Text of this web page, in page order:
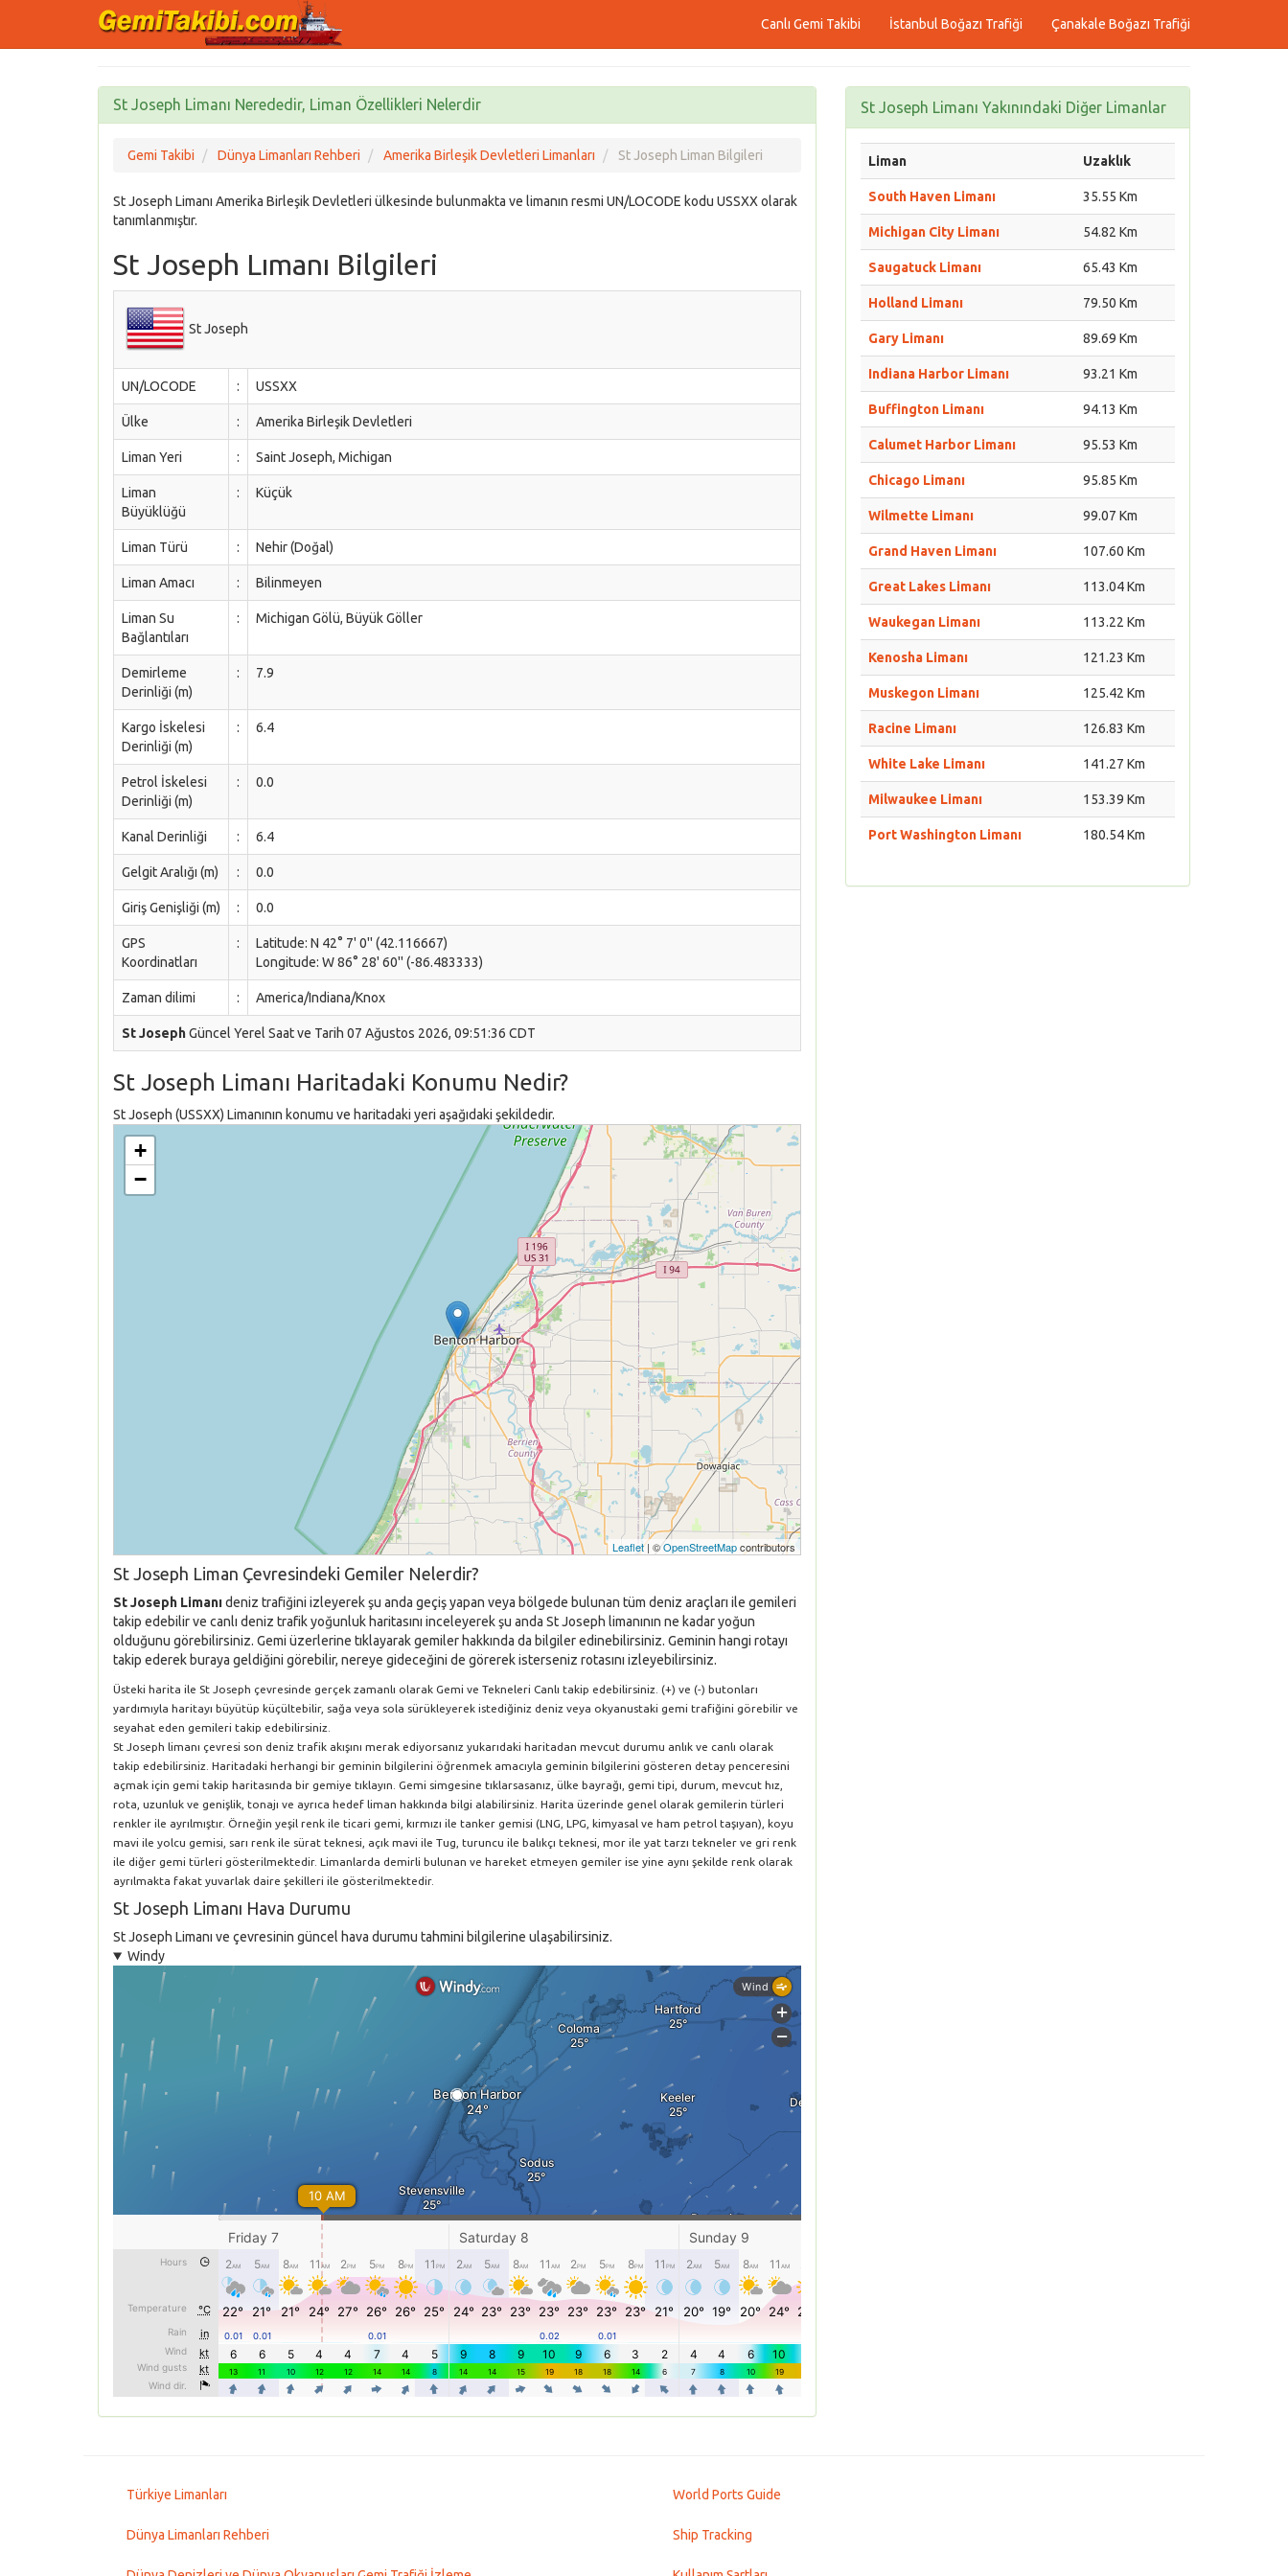
Canlı Gemi Takibi İstanbul Boğazı Trafiği Çanakale Boğazı Trafiği
St Joseph Limanı Nerededir, Liman Özellikleri Nelerdir
Gemi Takibi Dünya Limanları Rehberi Amerika Birleşik Devletleri Limanları St Joseph Liman Bilgileri
St Joseph Limanı Amerika Birleşik Devletleri ülkesinde bulunmakta ve limanın resmi UN/LOCODE kodu USSXX olarak
tanımlanmıştır.
St Joseph Lımanı Bilgileri
St Joseph
UN/LOCODE : USSXX
Ülke : Amerika Birleşik Devletleri
Liman Yeri : Saint Joseph, Michigan
Liman
Büyüklüğü
: Küçük
Liman Türü : Nehir (Doğal)
Liman Amacı : Bilinmeyen
Liman Su
Bağlantıları
: Michigan Gölü, Büyük Göller
Demirleme
Derinliği (m)
: 7.9
Kargo İskelesi
Derinliği (m)
: 6.4
Petrol İskelesi
Derinliği (m)
: 0.0
Kanal Derinliği : 6.4
Gelgit Aralığı (m) : 0.0
Giriş Genişliği (m) : 0.0
GPS
Koordinatları
:
Latitude: N 42° 7' 0'' (42.116667)
Longitude: W 86° 28' 60'' (-86.483333)
Zaman dilimi : America/Indiana/Knox
St JosephGüncel Yerel Saat ve Tarih 07 Ağustos 2026, 09:51:36 CDT
St Joseph Limanı Haritadaki Konumu Nedir?
St Joseph (USSXX) Limanının konumu ve haritadaki yeri aşağıdaki şekildedir.
+
−
Leaflet| ©OpenStreetMapcontributors
St Joseph Liman Çevresindeki Gemiler Nelerdir?
St Joseph Limanıdeniz trafiğini izleyerek şu anda geçiş yapan veya bölgede bulunan tüm deniz araçları ile gemileri
takip edebilir ve canlı deniz trafik yoğunluk haritasını inceleyerek şu anda St Joseph limanının ne kadar yoğun
olduğunu görebilirsiniz. Gemi üzerlerine tıklayarak gemiler hakkında da bilgiler edinebilirsiniz. Geminin hangi rotayı
takip ederek buraya geldiğini görebilir, nereye gideceğini de görerek isterseniz rotasını izleyebilirsiniz.
Üsteki harita ile St Joseph çevresinde gerçek zamanlı olarak Gemi ve Tekneleri Canlı takip edebilirsiniz. (+) ve (-) butonları
yardımıyla haritayı büyütüp küçültebilir, sağa veya sola sürükleyerek istediğiniz deniz veya okyanustaki gemi trafiğini görebilir ve
seyahat eden gemileri takip edebilirsiniz.
St Joseph limanı çevresi son deniz trafik akışını merak ediyorsanız yukarıdaki haritadan mevcut durumu anlık ve canlı olarak
takip edebilirsiniz. Haritadaki herhangi bir geminin bilgilerini öğrenmek amacıyla geminin bilgilerini gösteren detay penceresini
açmak için gemi takip haritasında bir gemiye tıklayın. Gemi simgesine tıklarsasanız, ülke bayrağı, gemi tipi, durum, mevcut hız,
rota, uzunluk ve genişlik, tonajı ve ayrıca hedef liman hakkında bilgi alabilirsiniz. Harita üzerinde genel olarak gemilerin türleri
renkler ile ayrılmıştır. Örneğin yeşil renk ile ticari gemi, kırmızı ile tanker gemisi (LNG, LPG, kimyasal ve ham petrol taşıyan), koyu
mavi ile yolcu gemisi, sarı renk ile sürat teknesi, açık mavi ile Tug, turuncu ile balıkçı teknesi, mor ile yat tarzı tekneler ve gri renk
ile diğer gemi türleri gösterilmektedir. Limanlarda demirli bulunan ve hareket etmeyen gemiler ise yine aynı şekilde renk olarak
ayrılmakta fakat yuvarlak daire şekilleri ile gösterilmektedir.
St Joseph Limanı Hava Durumu
St Joseph Limanı ve çevresinin güncel hava durumu tahmini bilgilerine ulaşabilirsiniz.
Windy
St Joseph Limanı Yakınındaki Diğer Limanlar
Liman Uzaklık
South Haven Limanı 35.55 Km
Michigan City Limanı 54.82 Km
Saugatuck Limanı 65.43 Km
Holland Limanı 79.50 Km
Gary Limanı 89.69 Km
Indiana Harbor Limanı 93.21 Km
Buffington Limanı 94.13 Km
Calumet Harbor Limanı 95.53 Km
Chicago Limanı 95.85 Km
Wilmette Limanı 99.07 Km
Grand Haven Limanı 107.60 Km
Great Lakes Limanı 113.04 Km
Waukegan Limanı 113.22 Km
Kenosha Limanı 121.23 Km
Muskegon Limanı 125.42 Km
Racine Limanı 126.83 Km
White Lake Limanı 141.27 Km
Milwaukee Limanı 153.39 Km
Port Washington Limanı 180.54 Km
Türkiye Limanları
Dünya Limanları Rehberi
World Ports Guide
Ship Tracking